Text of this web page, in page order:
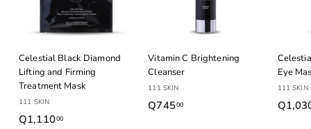
Celestial Black Diamond
Lifting and Firming
Treatment Mask
111 SKIN
Q1,11000
Vitamin C Brightening
Cleanser
111 SKIN
Q74500
Eye
111 SKIN